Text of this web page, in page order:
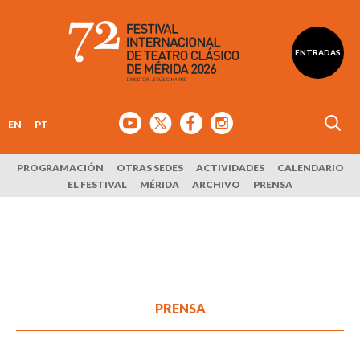
ENTRADAS
EN PT
PROGRAMACIÓN OTRAS SEDES ACTIVIDADES
CALENDARIO
EL FESTIVAL
MÉRIDA ARCHIVO PRENSA
PRENSA